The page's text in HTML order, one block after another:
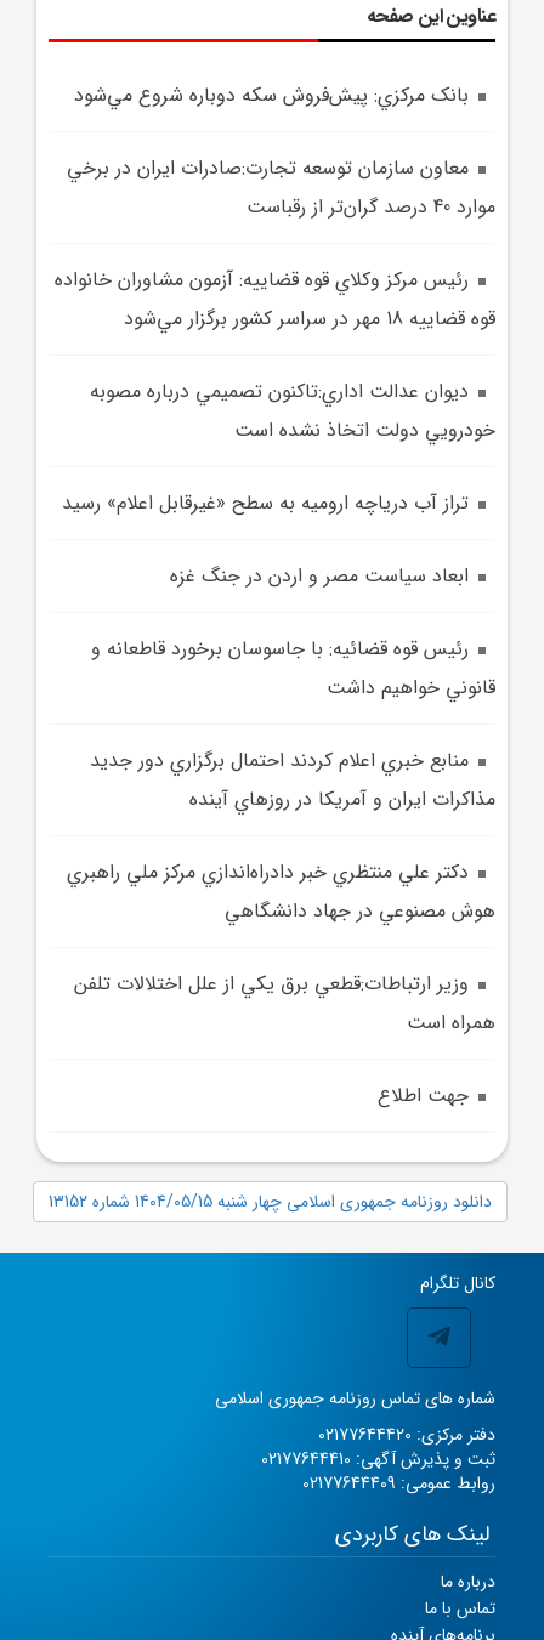
عناوین این صفحه
بانک مرکزي: پيش‌فروش سکه دوباره شروع مي‌شود
معاون سازمان توسعه تجارت:صادرات ايران در برخي
موارد 40 درصد گران‌تر از رقباست
رئيس مرکز وکلاي قوه قضاييه: آزمون مشاوران خانواده
قوه قضاييه 18 مهر در سراسر کشور برگزار مي‌شود
ديوان عدالت اداري:تاکنون تصميمي درباره مصوبه
خودرويي دولت اتخاذ نشده است
تراز آب درياچه اروميه به سطح «غيرقابل اعلام» رسيد
ابعاد سياست مصر و اردن در جنگ غزه
رئيس قوه قضائيه: با جاسوسان برخورد قاطعانه و
قانوني خواهيم داشت
منابع خبري اعلام کردند احتمال برگزاري دور جديد
مذاکرات ايران و آمريکا در روزهاي آينده
دکتر علي منتظري خبر دادراه‌اندازي مرکز ملي راهبري
هوش مصنوعي در جهاد دانشگاهي
وزير ارتباطات:قطعي برق يکي از علل اختلالات تلفن
همراه است
جهت اطلاع
دانلود روزنامه جمهوری اسلامی چهار شنبه 1404/05/15 شماره 13152
کانال تلگرام
شماره های تماس روزنامه جمهوری اسلامی
دفتر مرکزی: 02177644420
ثبت و پذیرش آگهی: 02177644410
روابط عمومی: 02177644409
لینک های کاربردی
درباره ما
تماس با ما